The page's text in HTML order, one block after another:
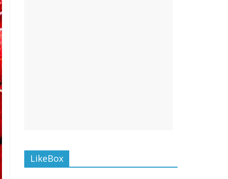
LikeBox